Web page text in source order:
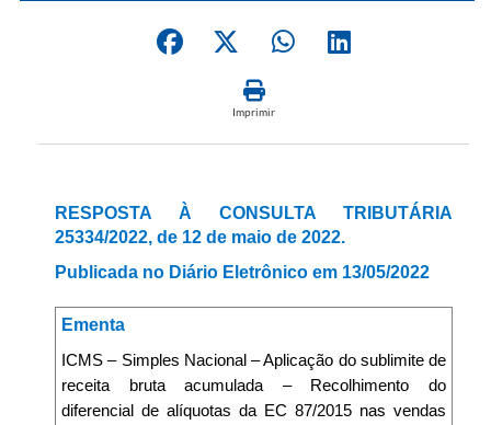
Imprimir
RESPOSTA À CONSULTA TRIBUTÁRIA
25334/2022, de 12 de maio de 2022.
Publicada no Diário Eletrônico em 13/05/2022
Ementa
ICMS – Simples Nacional – Aplicação do sublimite de
receita bruta acumulada – Recolhimento do
diferencial de alíquotas da EC 87/2015 nas vendas